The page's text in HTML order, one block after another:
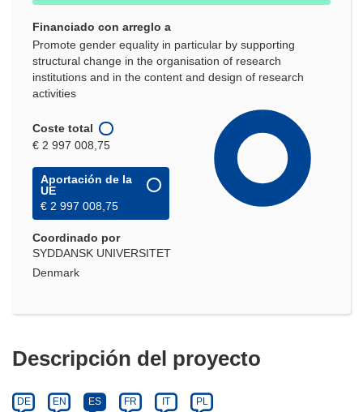
Financiado con arreglo a
Promote gender equality in particular by supporting
structural change in the organisation of research
institutions and in the content and design of research
activities
Coste total
€ 2 997 008,75
Aportación de la
UE
€ 2 997 008,75
Coordinado por
SYDDANSK UNIVERSITET
Denmark
Descripción del proyecto
DE EN ES FR IT PL